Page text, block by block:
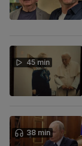
45 min
38 min